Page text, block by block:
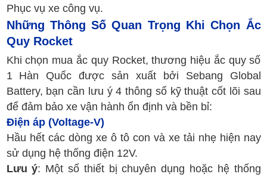
Phục vụ xe công vụ.
Những Thông Số Quan Trọng Khi Chọn Ắc
Quy Rocket
Khi chọn mua ắc quy Rocket, thương hiệu ắc quy số
1 Hàn Quốc được sản xuất bởi Sebang Global
Battery, bạn cần lưu ý 4 thông số kỹ thuật cốt lõi sau
để đảm bảo xe vận hành ổn định và bền bỉ:
Điện áp (Voltage-V)
Hầu hết các dòng xe ô tô con và xe tải nhẹ hiện nay
sử dụng hệ thống điện 12V.
Lưu ý: Một số thiết bị chuyên dụng hoặc hệ thống